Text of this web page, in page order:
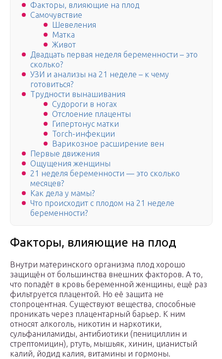
Факторы, влияющие на плод
Самочувствие
Шевеления
Матка
Живот
Двадцать первая неделя беременности – это
сколько?
УЗИ и анализы на 21 неделе – к чему
готовиться?
Трудности вынашивания
Судороги в ногах
Отслоение плаценты
Гипертонус матки
Torch-инфекции
Варикозное расширение вен
Первые движения
Ощущения женщины
21 неделя беременности — это сколько
месяцев?
Как дела у мамы?
Что происходит с плодом на 21 неделе
беременности?
Факторы, влияющие на плод
Внутри материнского организма плод хорошо
защищён от большинства внешних факторов. А то,
что попадёт в кровь беременной женщины, ещё раз
фильтруется плацентой. Но её защита не
стопроцентная. Существуют вещества, способные
проникать через плацентарный барьер. К ним
относят алкоголь, никотин и наркотики,
сульфаниламиды, антибиотики (пенициллин и
стрептомицин), ртуть, мышьяк, хинин, цианистый
калий, йодид калия, витамины и гормоны.